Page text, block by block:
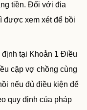
tiền. Đối với địa
được xem xét để bồi
tại Khoản 1 Điều
cặp vợ chồng cùng
nếu đủ điều kiện để
quy định của pháp